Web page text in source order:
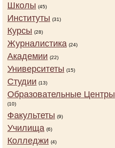
Школы (45)
Институты (31)
Курсы (28)
Журналистика (24)
Академии (22)
Университеты (15)
Студии (13)
Образовательные Центры
(10)
Факультеты (9)
Училища (6)
Колледжи (4)